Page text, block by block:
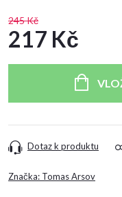
245 Kč
217 Kč
Dotaz k produktu
Značka: Tomas Arsov